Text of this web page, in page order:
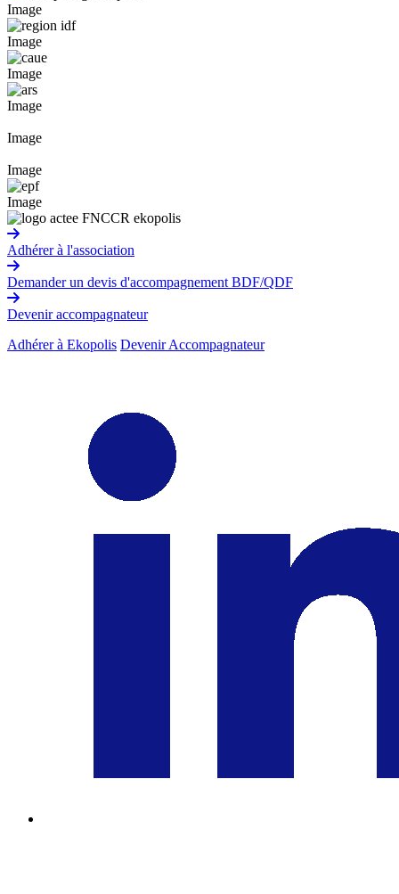
Image
Image
Image
Image
Image
Image
Image
Adhérer à l'association
Demander un devis d'accompagnement BDF/QDF
Devenir accompagnateur
Adhérer à Ekopolis Devenir Accompagnateur